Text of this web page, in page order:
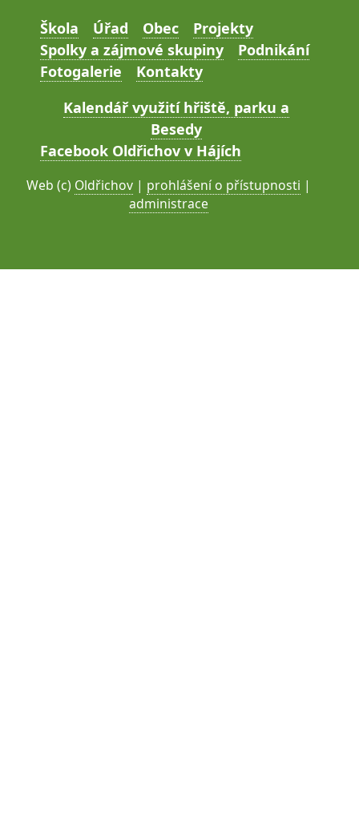
Škola Úřad Obec
Projekty
Spolky a zájmové skupiny
Podnikání
Fotogalerie
Kontakty
Kalendář využití hřiště, parku a
Besedy
Facebook Oldřichov v Hájích
Web (c) Oldřichov | prohlášení o přístupnosti |
administrace